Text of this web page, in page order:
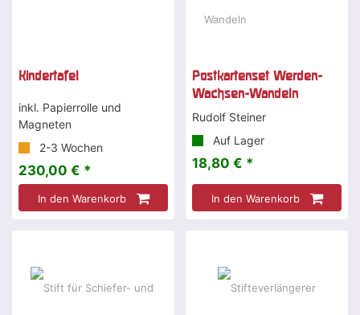
Kindertafel
inkl. Papierrolle und
Magneten
2-3 Wochen
230,00 € *
In den Warenkorb
Postkartenset Werden-
Wachsen-Wandeln
Rudolf Steiner
Auf Lager
18,80 € *
In den Warenkorb